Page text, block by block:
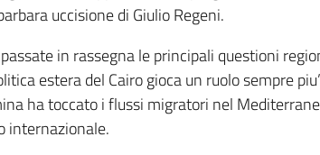
uccisione di Giulio Regeni.
in rassegna le principali questioni
estera del Cairo gioca un ruolo sempre
ha toccato i flussi migratori nel
internazionale.